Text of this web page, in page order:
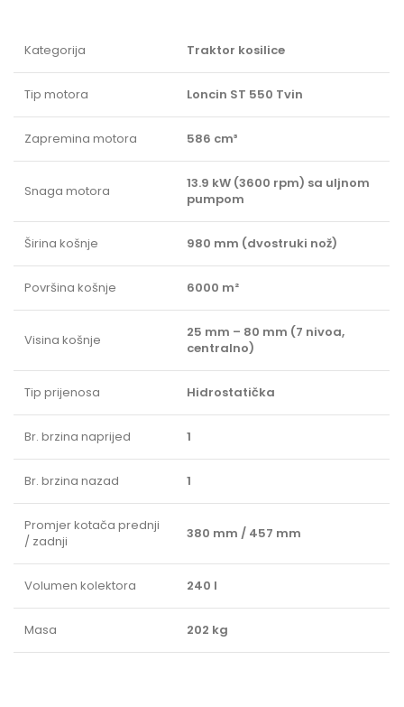
Kategorija Traktor kosilice
Tip motora Loncin ST 550 Tvin
Zapremina motora 586 cm³
Snaga motora
13.9 kW (3600 rpm) sa uljnom
pumpom
Širina košnje 980 mm (dvostruki nož)
Površina košnje 6000 m²
Visina košnje
25 mm – 80 mm (7 nivoa,
centralno)
Tip prijenosa Hidrostatička
Br. brzina naprijed 1
Br. brzina nazad 1
Promjer kotača prednji
/ zadnji
380 mm / 457 mm
Volumen kolektora 240 l
Masa 202 kg